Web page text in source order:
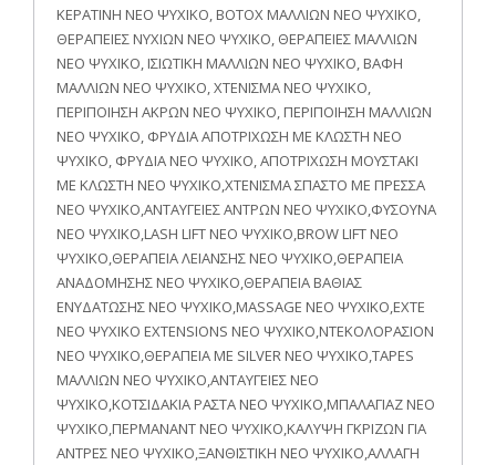
ΚΕΡΑΤΙΝΗ ΝΕΟ ΨΥΧΙΚΟ, BOTOX ΜΑΛΛΙΩΝ ΝΕΟ ΨΥΧΙΚΟ,
ΘΕΡΑΠΕΙΕΣ ΝΥΧΙΩΝ ΝΕΟ ΨΥΧΙΚΟ, ΘΕΡΑΠΕΙΕΣ ΜΑΛΛΙΩΝ
ΝΕΟ ΨΥΧΙΚΟ, ΙΣΙΩΤΙΚΗ ΜΑΛΛΙΩΝ ΝΕΟ ΨΥΧΙΚΟ, ΒΑΦΗ
ΜΑΛΛΙΩΝ ΝΕΟ ΨΥΧΙΚΟ, ΧΤΕΝΙΣΜΑ ΝΕΟ ΨΥΧΙΚΟ,
ΠΕΡΙΠΟΙΗΣΗ ΑΚΡΩΝ ΝΕΟ ΨΥΧΙΚΟ, ΠΕΡΙΠΟΙΗΣΗ ΜΑΛΛΙΩΝ
ΝΕΟ ΨΥΧΙΚΟ, ΦΡΥΔΙΑ ΑΠΟΤΡΙΧΩΣΗ ΜΕ ΚΛΩΣΤΗ ΝΕΟ
ΨΥΧΙΚΟ, ΦΡΥΔΙΑ ΝΕΟ ΨΥΧΙΚΟ, ΑΠΟΤΡΙΧΩΣΗ ΜΟΥΣΤΑΚΙ
ΜΕ ΚΛΩΣΤΗ ΝΕΟ ΨΥΧΙΚΟ,ΧΤΕΝΙΣΜΑ ΣΠΑΣΤΟ ΜΕ ΠΡΕΣΣΑ
ΝΕΟ ΨΥΧΙΚΟ,ΑΝΤΑΥΓΕΙΕΣ ΑΝΤΡΩΝ ΝΕΟ ΨΥΧΙΚΟ,ΦΥΣΟΥΝΑ
ΝΕΟ ΨΥΧΙΚΟ,LASH LIFT ΝΕΟ ΨΥΧΙΚΟ,BROW LIFT ΝΕΟ
ΨΥΧΙΚΟ,ΘΕΡΑΠΕΙΑ ΛΕΙΑΝΣΗΣ ΝΕΟ ΨΥΧΙΚΟ,ΘΕΡΑΠΕΙΑ
ΑΝΑΔΟΜΗΣΗΣ ΝΕΟ ΨΥΧΙΚΟ,ΘΕΡΑΠΕΙΑ ΒΑΘΙΑΣ
ΕΝΥΔΑΤΩΣΗΣ ΝΕΟ ΨΥΧΙΚΟ,MASSAGE ΝΕΟ ΨΥΧΙΚΟ,EXTE
ΝΕΟ ΨΥΧΙΚΟ EXTENSIONS ΝΕΟ ΨΥΧΙΚΟ,ΝΤΕΚΟΛΟΡΑΣΙΟΝ
ΝΕΟ ΨΥΧΙΚΟ,ΘΕΡΑΠΕΙΑ ΜΕ SILVER ΝΕΟ ΨΥΧΙΚΟ,TAPES
ΜΑΛΛΙΩΝ ΝΕΟ ΨΥΧΙΚΟ,ΑΝΤΑΥΓΕΙΕΣ ΝΕΟ
ΨΥΧΙΚΟ,ΚΟΤΣΙΔΑΚΙΑ ΡΑΣΤΑ ΝΕΟ ΨΥΧΙΚΟ,ΜΠΑΛΑΓΙΑΖ ΝΕΟ
ΨΥΧΙΚΟ,ΠΕΡΜΑΝΑΝΤ ΝΕΟ ΨΥΧΙΚΟ,ΚΑΛΥΨΗ ΓΚΡΙΖΩΝ ΓΙΑ
ΑΝΤΡΕΣ ΝΕΟ ΨΥΧΙΚΟ,ΞΑΝΘΙΣΤΙΚΗ ΝΕΟ ΨΥΧΙΚΟ,ΑΛΛΑΓΗ